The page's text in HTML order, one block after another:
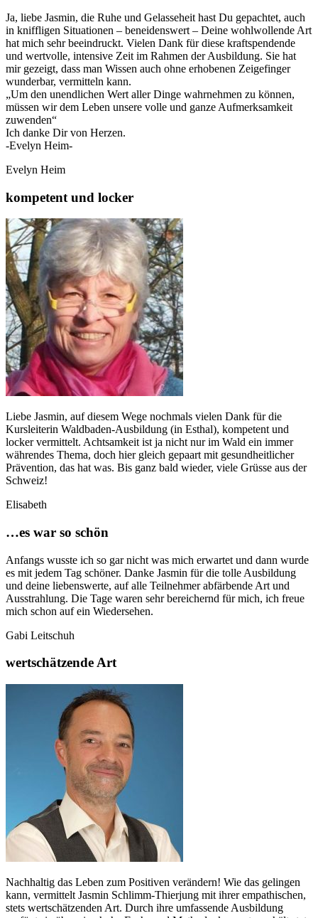
Ja, liebe Jasmin, die Ruhe und Gelasseheit hast Du gepachtet, auch
in kniffligen Situationen – beneidenswert – Deine wohlwollende Art
hat mich sehr beeindruckt. Vielen Dank für diese kraftspendende
und wertvolle, intensive Zeit im Rahmen der Ausbildung. Sie hat
mir gezeigt, dass man Wissen auch ohne erhobenen Zeigefinger
wunderbar, vermitteln kann.
„Um den unendlichen Wert aller Dinge wahrnehmen zu können,
müssen wir dem Leben unsere volle und ganze Aufmerksamkeit
zuwenden“
Ich danke Dir von Herzen.
-Evelyn Heim-
Evelyn Heim
kompetent und locker
Liebe Jasmin, auf diesem Wege nochmals vielen Dank für die
Kursleiterin Waldbaden-Ausbildung (in Esthal), kompetent und
locker vermittelt. Achtsamkeit ist ja nicht nur im Wald ein immer
währendes Thema, doch hier gleich gepaart mit gesundheitlicher
Prävention, das hat was. Bis ganz bald wieder, viele Grüsse aus der
Schweiz!
Elisabeth
…es war so schön
Anfangs wusste ich so gar nicht was mich erwartet und dann wurde
es mit jedem Tag schöner. Danke Jasmin für die tolle Ausbildung
und deine liebenswerte, auf alle Teilnehmer abfärbende Art und
Ausstrahlung. Die Tage waren sehr bereichernd für mich, ich freue
mich schon auf ein Wiedersehen.
Gabi Leitschuh
wertschätzende Art
Nachhaltig das Leben zum Positiven verändern! Wie das gelingen
kann, vermittelt Jasmin Schlimm-Thierjung mit ihrer empathischen,
stets wertschätzenden Art. Durch ihre umfassende Ausbildung